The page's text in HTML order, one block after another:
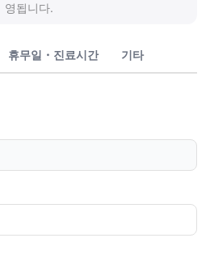
영됩니다.
휴무일・진료시간 기타